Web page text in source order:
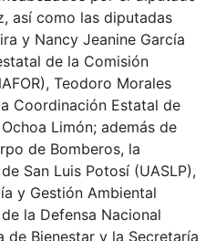
así como las diputadas
y Nancy Jeanine García
de la Comisión
Teodoro Morales
Coordinación Estatal de
Limón; además de
de Bomberos, la
San Luis Potosí (UASLP),
y Gestión Ambiental
la Defensa Nacional
de Bienestar y la Secretaría